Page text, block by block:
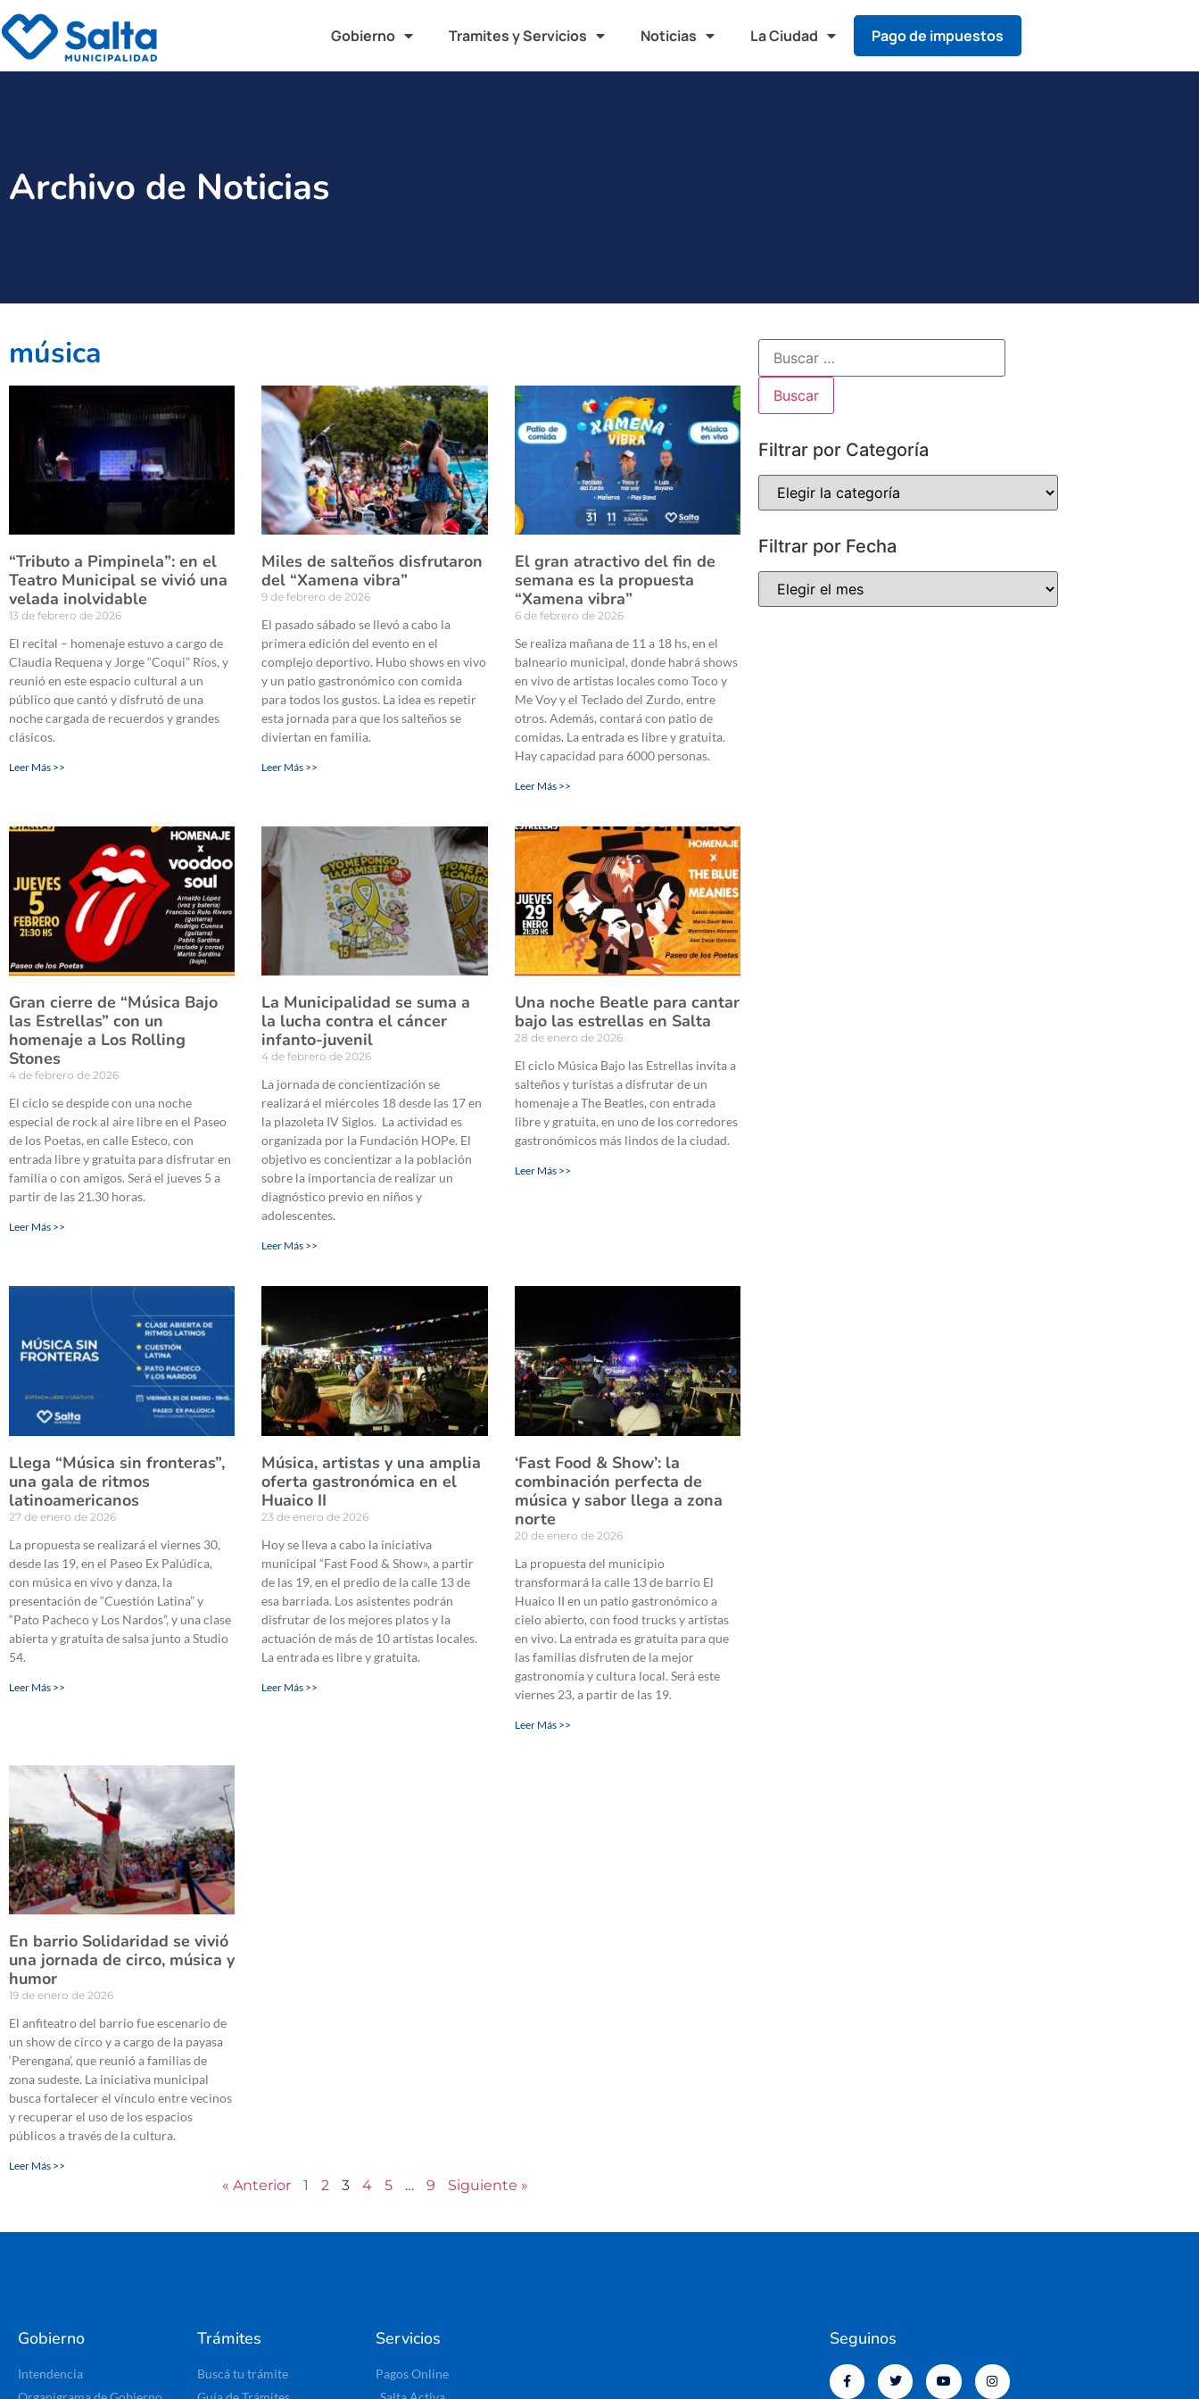
Gobierno Tramites y Servicios Noticias La Ciudad Pago de impuestos
Archivo de Noticias
música
“Tributo a Pimpinela”: en el
Teatro Municipal se vivió una
velada inolvidable
13 de febrero de 2026
El recital – homenaje estuvo a cargo de
Claudia Requena y Jorge “Coqui” Ríos, y
reunió en este espacio cultural a un
público que cantó y disfrutó de una
noche cargada de recuerdos y grandes
clásicos.
Leer Más >>
Miles de salteños disfrutaron
del “Xamena vibra”
9 de febrero de 2026
El pasado sábado se llevó a cabo la
primera edición del evento en el
complejo deportivo. Hubo shows en vivo
y un patio gastronómico con comida
para todos los gustos. La idea es repetir
esta jornada para que los salteños se
diviertan en familia.
Leer Más >>
El gran atractivo del fin de
semana es la propuesta
“Xamena vibra”
6 de febrero de 2026
Se realiza mañana de 11 a 18 hs, en el
balneario municipal, donde habrá shows
en vivo de artistas locales como Toco y
Me Voy y el Teclado del Zurdo, entre
otros. Además, contará con patio de
comidas. La entrada es libre y gratuita.
Hay capacidad para 6000 personas.
Leer Más >>
Gran cierre de “Música Bajo
las Estrellas” con un
homenaje a Los Rolling
Stones
4 de febrero de 2026
El ciclo se despide con una noche
especial de rock al aire libre en el Paseo
de los Poetas, en calle Esteco, con
entrada libre y gratuita para disfrutar en
familia o con amigos. Será el jueves 5 a
partir de las 21.30 horas.
Leer Más >>
La Municipalidad se suma a
la lucha contra el cáncer
infanto-juvenil
4 de febrero de 2026
La jornada de concientización se
realizará el miércoles 18 desde las 17 en
la plazoleta IV Siglos. La actividad es
organizada por la Fundación HOPe. El
objetivo es concientizar a la población
sobre la importancia de realizar un
diagnóstico previo en niños y
adolescentes.
Leer Más >>
Una noche Beatle para cantar
bajo las estrellas en Salta
28 de enero de 2026
El ciclo Música Bajo las Estrellas invita a
salteños y turistas a disfrutar de un
homenaje a The Beatles, con entrada
libre y gratuita, en uno de los corredores
gastronómicos más lindos de la ciudad.
Leer Más >>
Llega “Música sin fronteras”,
una gala de ritmos
latinoamericanos
27 de enero de 2026
La propuesta se realizará el viernes 30,
desde las 19, en el Paseo Ex Palúdica,
con música en vivo y danza, la
presentación de “Cuestión Latina” y
“Pato Pacheco y Los Nardos”, y una clase
abierta y gratuita de salsa junto a Studio
54.
Leer Más >>
Música, artistas y una amplia
oferta gastronómica en el
Huaico II
23 de enero de 2026
Hoy se lleva a cabo la iniciativa
municipal “Fast Food & Show», a partir
de las 19, en el predio de la calle 13 de
esa barriada. Los asistentes podrán
disfrutar de los mejores platos y la
actuación de más de 10 artistas locales.
La entrada es libre y gratuita.
Leer Más >>
‘Fast Food & Show’: la
combinación perfecta de
música y sabor llega a zona
norte
20 de enero de 2026
La propuesta del municipio
transformará la calle 13 de barrio El
Huaico II en un patio gastronómico a
cielo abierto, con food trucks y artistas
en vivo. La entrada es gratuita para que
las familias disfruten de la mejor
gastronomía y cultura local. Será este
viernes 23, a partir de las 19.
Leer Más >>
En barrio Solidaridad se vivió
una jornada de circo, música y
humor
19 de enero de 2026
El anfiteatro del barrio fue escenario de
un show de circo y a cargo de la payasa
‘Perengana’, que reunió a familias de
zona sudeste. La iniciativa municipal
busca fortalecer el vínculo entre vecinos
y recuperar el uso de los espacios
públicos a través de la cultura.
Leer Más >>
« Anterior 1 2 3 4 5 … 9 Siguiente »
Filtrar por Categoría
Filtrar por Fecha
Gobierno
Intendencia
Trámites
Buscá tu trámite
Servicios
Pagos Online
Seguinos